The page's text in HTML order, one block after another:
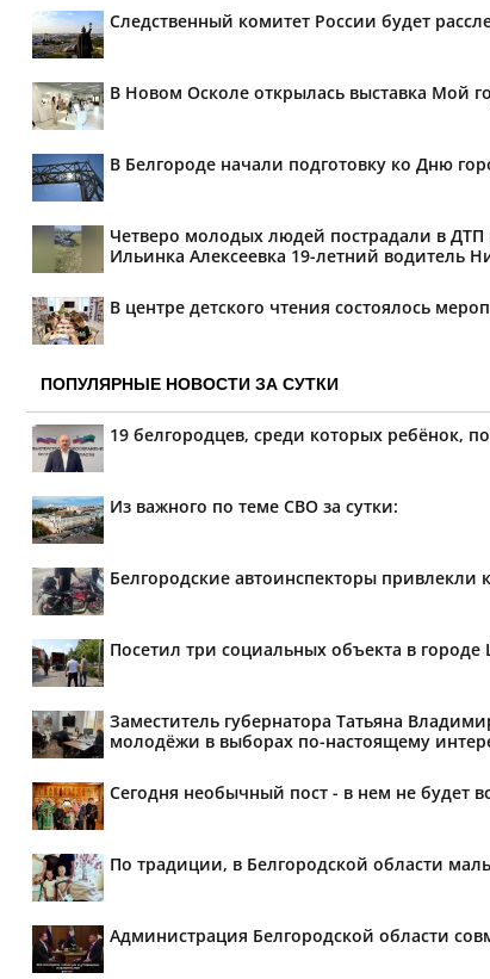
Следственный комитет России будет
В Новом Осколе открылась выставка Мой
В Белгороде начали подготовку ко Дню
Четверо молодых людей пострадали в ДТП
Ильинка Алексеевка 19-летний водитель
В центре детского чтения состоялось
ПОПУЛЯРНЫЕ НОВОСТИ ЗА СУТКИ
19 белгородцев, среди которых ребёнок,
Из важного по теме СВО за сутки:
Белгородские автоинспекторы привлекли
Посетил три социальных объекта в
Заместитель губернатора Татьяна
молодёжи в выборах по-настоящему
Сегодня необычный пост - в нем не будет
По традиции, в Белгородской области
Администрация Белгородской области